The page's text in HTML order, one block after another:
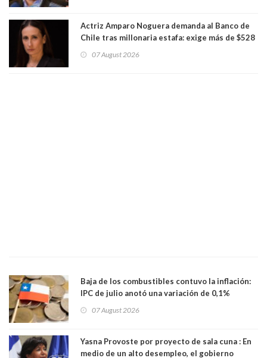
Actriz Amparo Noguera demanda al Banco de
Chile tras millonaria estafa: exige más de $528
07 August 2026
Baja de los combustibles contuvo la inflación:
IPC de julio anotó una variación de 0,1%
07 August 2026
Yasna Provoste por proyecto de sala cuna : En
medio de un alto desempleo, el gobierno